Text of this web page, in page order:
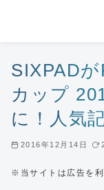
SIXPAD
カップ
に！人気
2016年12月14日
※当サイトは広告を利